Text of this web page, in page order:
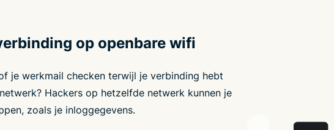
op openbare wifi
je werkmail checken terwijl je verbinding hebt
Hackers op hetzelfde netwerk kunnen je
zoals je inloggegevens.